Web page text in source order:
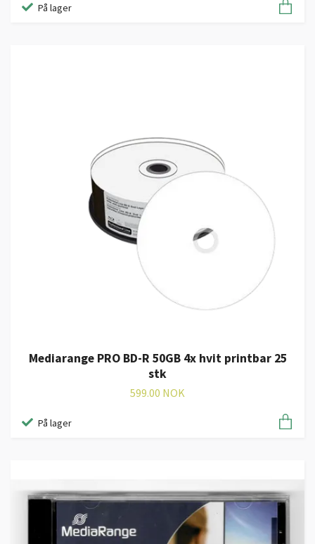
På lager
Mediarange PRO BD-R 50GB 4x hvit printbar 25
stk
599.00 NOK
På lager